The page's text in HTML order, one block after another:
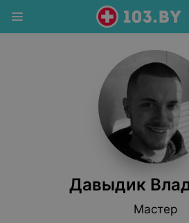
Давыдик
Мастер